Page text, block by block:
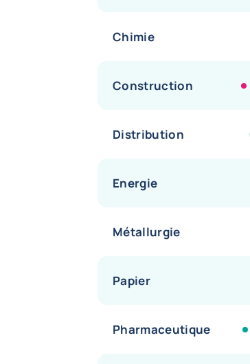
Chimie
Construction
Distribution
Energie
Métallurgie
Papier
Pharmaceutique